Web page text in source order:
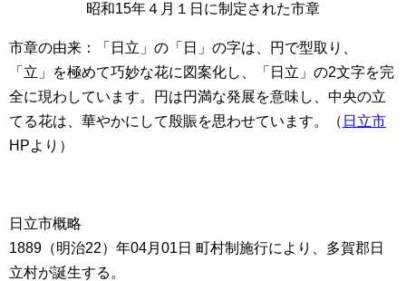
昭和15年４月１日に制定された市章
市章の由来：「日立」の「日」の字は、円で型取り、
「立」を極めて巧妙な花に図案化し、「日立」の2文字を完
全に現わしています。円は円満な発展を意味し、中央の立
てる花は、華やかにして殷賑を思わせています。（ 日立市
HPより）
日立市概略
1889（明治22）年04月01日 町村制施行により、多賀郡日
立村が誕生する。